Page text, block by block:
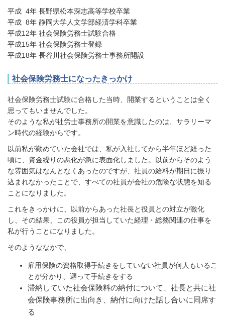
平成 4年 長野県松本深志高等学校卒業
平成 8年 静岡大学人文学部経済学科卒業
平成12年 社会保険労務士試験合格
平成15年 社会保険労務士登録
平成18年 長谷川社会保険労務士事務所開設
社会保険労務士になったきっかけ
社会保険労務士試験に合格した当時、開業するということは全く
思ってもいませんでした。
そのような私が社労士事務所の開業を意識したのは、サラリーマ
ン時代の経験からです。
以前私が勤めていた会社では、私が入社してから半年ほど経った
頃に、資金繰りの悪化が急に表面化しました。以前からそのよう
な雰囲気はなんとなくあったのですが、社員の給料が期日に振り
込まれなかったことで、すべての社員が会社の危険な状態を知る
ことになりました。
これをきっかけに、以前からあった社長と役員との対立が激化
し、その結果、この役員が担当していた経理・総務関連の仕事を
私が行うことになりました。
そのようななかで、
雇用保険の資格取得手続きをしていない社員が何人もいるこ
とが分かり、遡って手続きをする
滞納していた社会保険料の納付について、社長と共に社
会保険事務所に出向き、納付に向けた話し合いに同席す
る